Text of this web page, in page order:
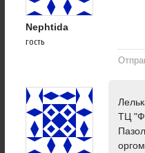
Nephtida
гость
ТЦ